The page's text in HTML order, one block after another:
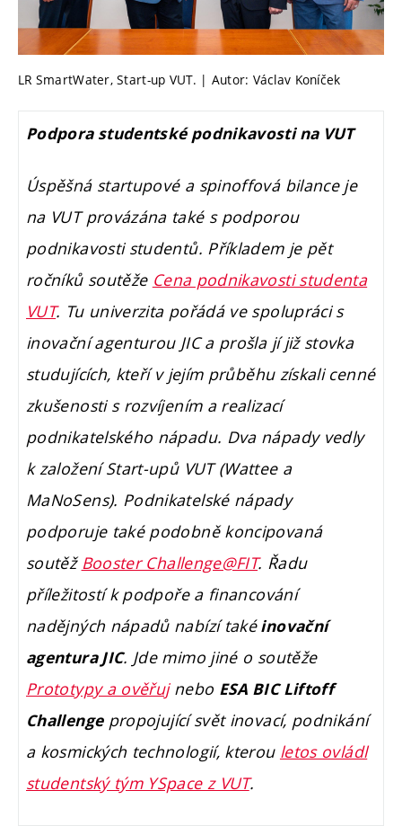
LR SmartWater, Start-up VUT. | Autor: Václav Koníček
Podpora studentské podnikavosti na VUT
Úspěšná startupové a spinoffová bilance je
na VUT provázána také s podporou
podnikavosti studentů. Příkladem je pět
ročníků soutěže Cena podnikavosti studenta
VUT. Tu univerzita pořádá ve spolupráci s
inovační agenturou JIC a prošla jí již stovka
studujících, kteří v jejím průběhu získali cenné
zkušenosti s rozvíjením a realizací
podnikatelského nápadu. Dva nápady vedly
k založení Start-upů VUT (Wattee a
MaNoSens). Podnikatelské nápady
podporuje také podobně koncipovaná
soutěž Booster Challenge@FIT. Řadu
příležitostí k podpoře a financování
nadějných nápadů nabízí také inovační
agentura JIC. Jde mimo jiné o soutěže
Prototypy a ověřuj nebo ESA BIC Liftoff
Challenge propojující svět inovací, podnikání
a kosmických technologií, kterou letos ovládl
studentský tým YSpace z VUT.